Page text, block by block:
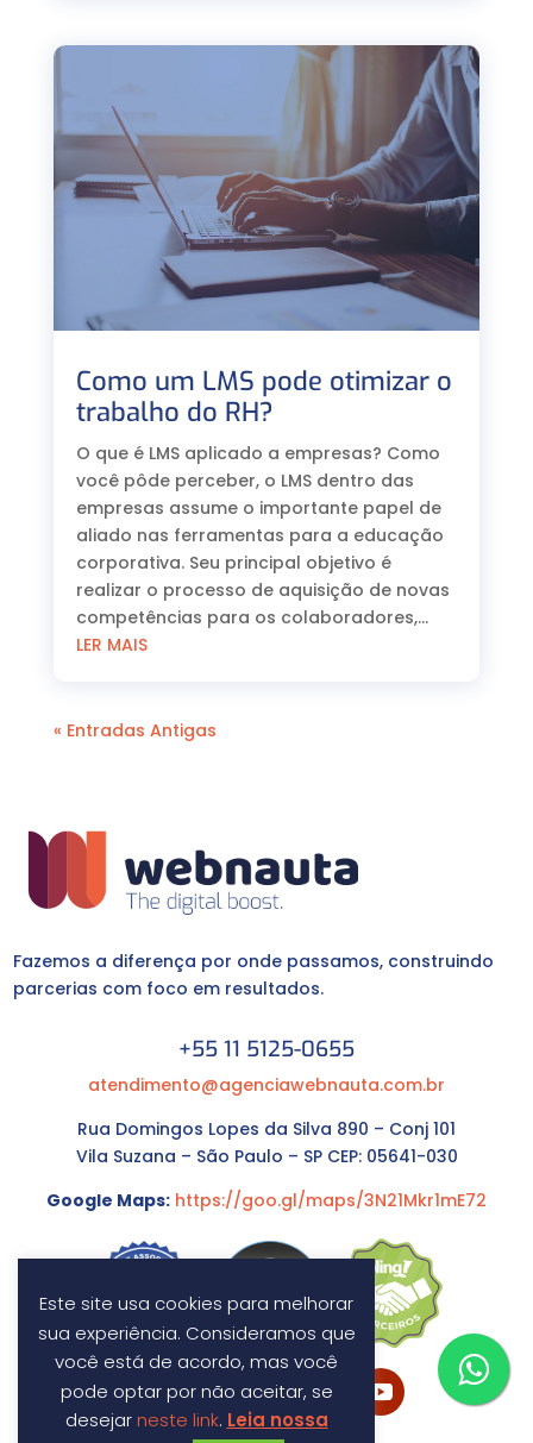
Como um LMS pode otimizar o
trabalho do RH?
O que é LMS aplicado a empresas? Como
você pôde perceber, o LMS dentro das
empresas assume o importante papel de
aliado nas ferramentas para a educação
corporativa. Seu principal objetivo é
realizar o processo de aquisição de novas
competências para os colaboradores,...
LER MAIS
« Entradas Antigas
Fazemos a diferença por onde passamos, construindo
parcerias com foco em resultados.
+55 11 5125-0655
atendimento@agenciawebnauta.com.br
Rua Domingos Lopes da Silva 890 – Conj 101
Vila Suzana – São Paulo – SP CEP: 05641-030
Google Maps: https://goo.gl/maps/3N21Mkr1mE72
Este site usa cookies para melhorar
sua experiência. Consideramos que
você está de acordo, mas você
pode optar por não aceitar, se
desejarneste link. Leia nossa